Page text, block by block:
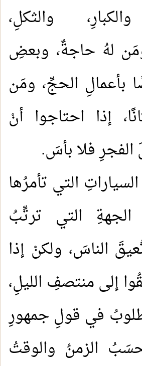
والثكلِ،
لهُ حاجةٌ، وبعضِ
بأعمالِ الحجِّ، ومَن
إذا احتاجوا أنْ
الفجرِ فلا بأسَ.
التي تأمرُها
الجهةِ التي ترتِّبُ
الناسَ، ولكنْ إذا
إلى منتصفِ الليلِ،
في قولِ جمهورِ
الزمنُ والوقتُ